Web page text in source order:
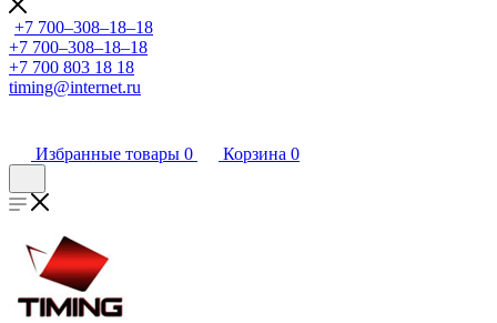
+7 700‒308‒18‒18
+7 700‒308‒18‒18
+7 700 803 18 18
timing@internet.ru
Избранные товары 0 Корзина 0